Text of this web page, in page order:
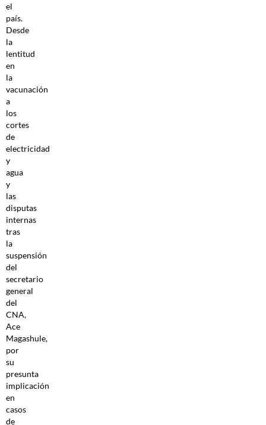
el
país.
Desde
la
lentitud
en
la
vacunación
a
los
cortes
de
electricidad
y
agua
y
las
disputas
internas
tras
la
suspensión
del
secretario
general
del
CNA,
Ace
Magashule,
por
su
presunta
implicación
en
casos
de